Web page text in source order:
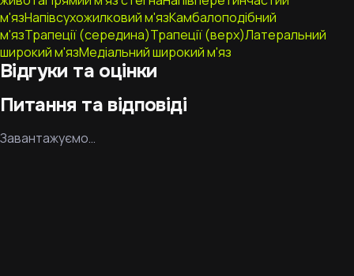
м'язНапівсухожилковий м'язКамбалоподібний
м'язТрапеції (середина)Трапеції (верх)Латеральний
широкий м'язМедіальний широкий м'яз
Відгуки та оцінки
Питання та відповіді
Завантажуємо…